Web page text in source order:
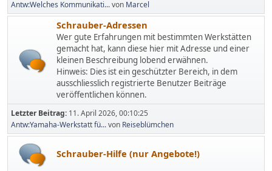
Antw:Welches Kommunikati...von Marcel
Schrauber-Adressen
Wer gute Erfahrungen mit bestimmten Werkstätten
gemacht hat, kann diese hier mit Adresse und einer
kleinen Beschreibung lobend erwähnen.
Hinweis: Dies ist ein geschützter Bereich, in dem
ausschliesslich registrierte Benutzer Beiträge
veröffentlichen können.
Letzter Beitrag: 11. April 2026, 00:10:25
Antw:Yamaha-Werkstatt fü...von Reiseblümchen
Schrauber-Hilfe (nur Angebote!)